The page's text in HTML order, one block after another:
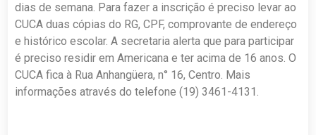
dias de semana. Para fazer a inscrição é preciso levar ao
CUCA duas cópias do RG, CPF, comprovante de endereço
e histórico escolar. A secretaria alerta que para participar
é preciso residir em Americana e ter acima de 16 anos. O
CUCA fica à Rua Anhangüera, n° 16, Centro. Mais
informações através do telefone (19) 3461-4131.